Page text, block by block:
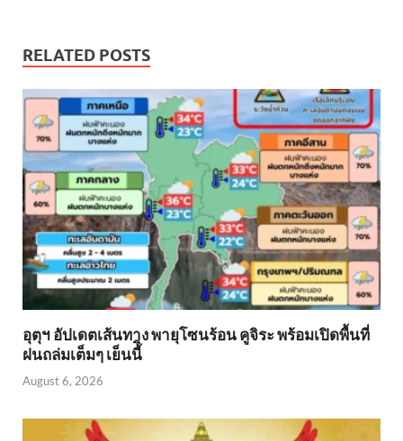
RELATED POSTS
อุตุฯ อัปเดตเส้นทาง พายุโซนร้อน คูจิระ พร้อมเปิดพื้นที่
ฝนถล่มเต็มๆ เย็นนี้ิ
August 6, 2026